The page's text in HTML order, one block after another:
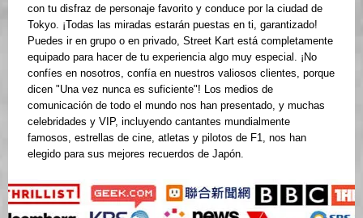
con tu disfraz de personaje favorito y conduce por la ciudad de
Tokyo. ¡Todas las miradas estarán puestas en ti, garantizado!
Puedes ir en grupo o en privado, Street Kart está completamente
equipado para hacer de tu experiencia algo muy especial. ¡No
confíes en nosotros, confía en nuestros valiosos clientes, porque
dicen "Una vez nunca es suficiente"! Los medios de
comunicación de todo el mundo nos han presentado, y muchas
celebridades y VIP, incluyendo cantantes mundialmente
famosos, estrellas de cine, atletas y pilotos de F1, nos han
elegido para sus mejores recuerdos de Japón.